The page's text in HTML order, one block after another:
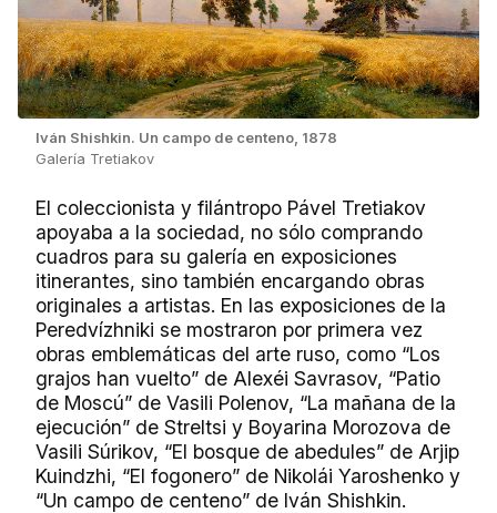
Iván Shishkin. Un campo de centeno, 1878
Galería Tretiakov
El coleccionista y filántropo Pável Tretiakov
apoyaba a la sociedad, no sólo comprando
cuadros para su galería en exposiciones
itinerantes, sino también encargando obras
originales a artistas. En las exposiciones de la
Peredvízhniki se mostraron por primera vez
obras emblemáticas del arte ruso, como “Los
grajos han vuelto” de Alexéi Savrasov, “Patio
de Moscú” de Vasili Polenov, “La mañana de la
ejecución” de Streltsi y Boyarina Morozova de
Vasili Súrikov, “El bosque de abedules” de Arjip
Kuindzhi, “El fogonero” de Nikolái Yaroshenko y
“Un campo de centeno” de Iván Shishkin.